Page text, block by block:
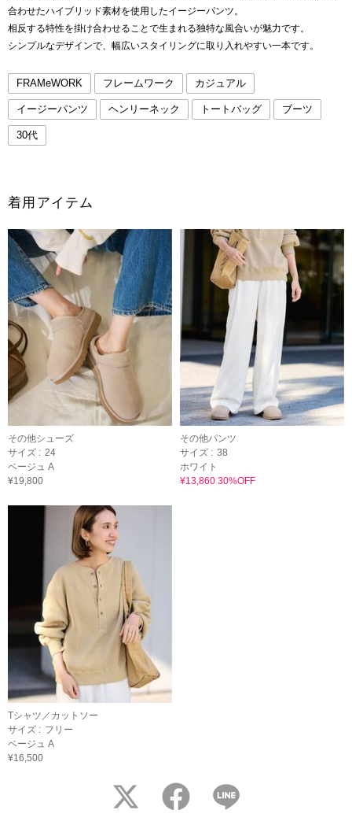
合わせたハイブリッド素材を使用したイージーパンツ。
相反する特性を掛け合わせることで生まれる独特な風合いが魅力です。
シンプルなデザインで、幅広いスタイリングに取り入れやすい一本です。
FRAMeWORK フレームワーク カジュアル
イージーパンツ ヘンリーネック トートバッグ ブーツ
30代
着用アイテム
その他シューズ
サイズ : 24
ベージュ A
¥19,800
その他パンツ
サイズ : 38
ホワイト
¥13,860 30%OFF
Tシャツ／カットソー
サイズ : フリー
ベージュ A
¥16,500
twitter facebook